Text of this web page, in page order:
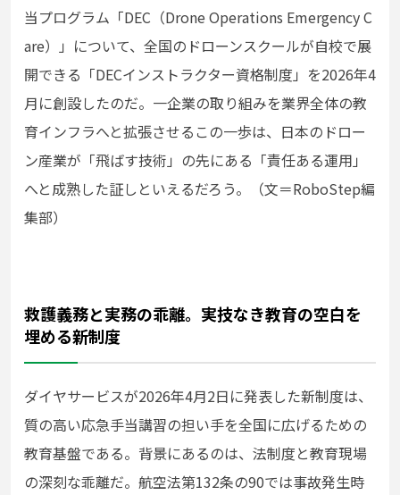
当プログラム「DEC（Drone Operations Emergency C
are）」について、全国のドローンスクールが自校で展
開できる「DECインストラクター資格制度」を2026年4
月に創設したのだ。一企業の取り組みを業界全体の教
育インフラへと拡張させるこの一歩は、日本のドロー
ン産業が「飛ばす技術」の先にある「責任ある運用」
へと成熟した証しといえるだろう。（文＝RoboStep編
集部）
救護義務と実務の乖離。実技なき教育の空白を
埋める新制度
ダイヤサービスが2026年4月2日に発表した新制度は、
質の高い応急手当講習の担い手を全国に広げるための
教育基盤である。背景にあるのは、法制度と教育現場
の深刻な乖離だ。航空法第132条の90では事故発生時